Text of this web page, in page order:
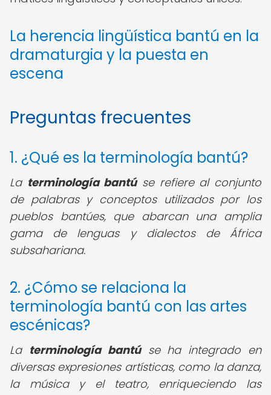
La herencia lingüística bantú en la
dramaturgia y la puesta en
escena
Preguntas frecuentes
1. ¿Qué es la terminología bantú?
La terminología bantúse refiere al conjunto
de palabras y conceptos utilizados por los
pueblos bantúes, que abarcan una amplia
gama de lenguas y dialectos de África
subsahariana.
2. ¿Cómo se relaciona la
terminología bantú con las artes
escénicas?
La terminología bantúse ha integrado en
diversas expresiones artísticas, como la danza,
la música y el teatro, enriqueciendo las